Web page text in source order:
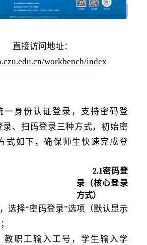
直接访问地址：
workbench/index
一身份认证登录，支持密码登
录、扫码登录三种方式，初始密
式如下，确保师生快速完成登
2.1密码登
录（核心登录
方式）
选择“密码登录”选项（默认显示
教职工输入工号，学生输入学